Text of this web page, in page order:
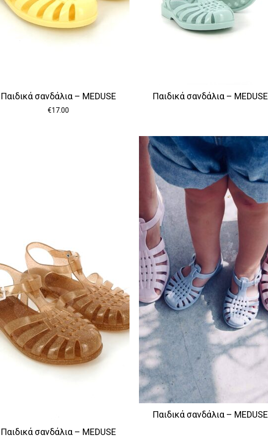
Παιδικά σανδάλια – MEDUSE
€17.00
Παιδικά σανδάλια – MEDUSE
Παιδικά σανδάλια – MEDUSE
Παιδικά σανδάλια – MEDUSE